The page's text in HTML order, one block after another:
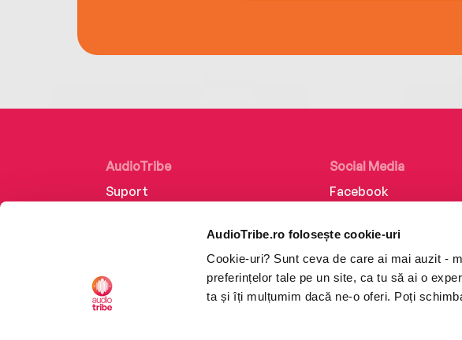
AudioTribe.ro folosește cookie-uri
Cookie-uri? Sunt ceva de care ai mai auzit -
preferințelor tale pe un site, ca tu să ai o
ta și îți mulțumim dacă ne-o oferi. Poți
AudioTribe
Suport
Retragere din comandă
Social Media
Facebook
Instagram
TikTok